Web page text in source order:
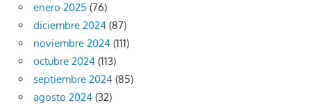
enero 2025 (76)
diciembre 2024 (87)
noviembre 2024 (111)
octubre 2024 (113)
septiembre 2024 (85)
agosto 2024 (32)